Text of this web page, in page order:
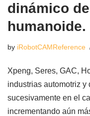
dinámico
humanoide.
by iRobotCAMReference
Xpeng, Seres, GAC,
industrias automotriz
sucesivamente en el
incrementando aún